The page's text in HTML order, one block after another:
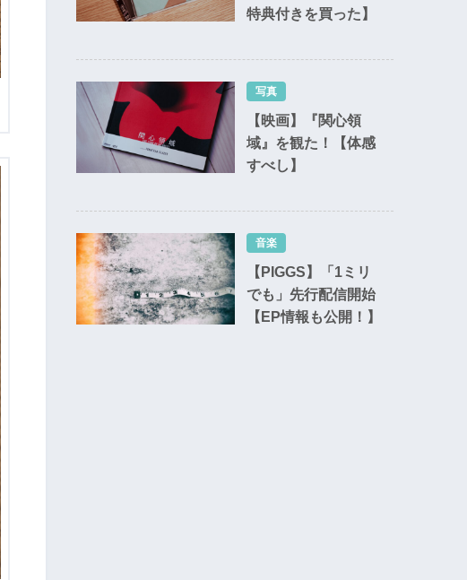
特典付きを買った】
【映画】『関心領
域』を観た！【体感
すべし】
写真
【PIGGS】「1ミリ
でも」先行配信開始
【EP情報も公開！】
音楽